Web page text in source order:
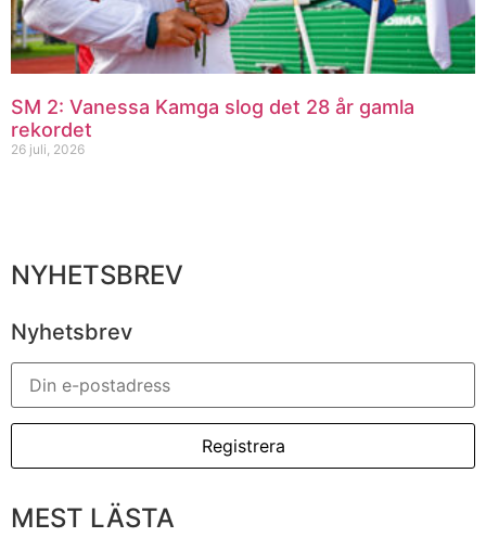
SM 2: Vanessa Kamga slog det 28 år gamla
rekordet
26 juli, 2026
NYHETSBREV
Nyhetsbrev
MEST LÄSTA